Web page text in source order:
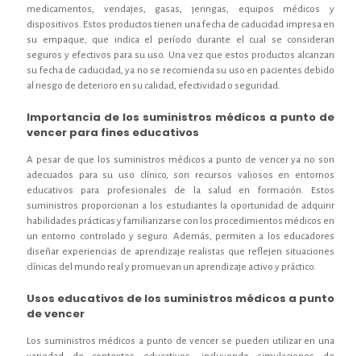
medicamentos, vendajes, gasas, jeringas, equipos médicos y
dispositivos. Estos productos tienen una fecha de caducidad impresa en
su empaque, que indica el período durante el cual se consideran
seguros y efectivos para su uso. Una vez que estos productos alcanzan
su fecha de caducidad, ya no se recomienda su uso en pacientes debido
al riesgo de deterioro en su calidad, efectividad o seguridad.
Importancia de los suministros médicos a punto de
vencer para fines educativos
A pesar de que los suministros médicos a punto de vencer ya no son
adecuados para su uso clínico, son recursos valiosos en entornos
educativos para profesionales de la salud en formación. Estos
suministros proporcionan a los estudiantes la oportunidad de adquirir
habilidades prácticas y familiarizarse con los procedimientos médicos en
un entorno controlado y seguro. Además, permiten a los educadores
diseñar experiencias de aprendizaje realistas que reflejen situaciones
clínicas del mundo real y promuevan un aprendizaje activo y práctico.
Usos educativos de los suministros médicos a punto
de vencer
Los suministros médicos a punto de vencer se pueden utilizar en una